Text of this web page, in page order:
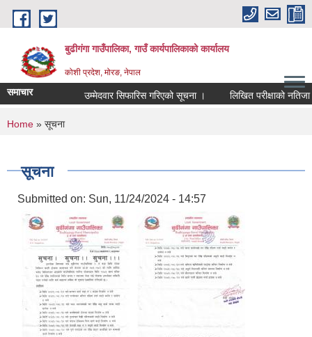
Skip to main content
बुढीगंगा गाउँपालिका, गाउँ कार्यपालिकाको कार्यालय
कोशी प्रदेश, मोरङ, नेपाल
समाचार उम्मेदवार सिफारिस गरिएको सूचना । लिखित परीक्षाको नतिजा
You are here
Home » सूचना
सूचना
Submitted on: Sun, 11/24/2024 - 14:57